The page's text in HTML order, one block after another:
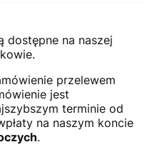
dostępne na naszej
przelewem
jest
terminie od
na naszym koncie
.